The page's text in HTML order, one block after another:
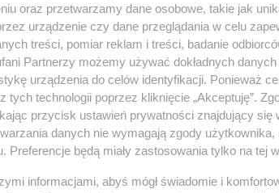
kuponu
poprzez eleganckie zapakowanie lub
uwagę.
voucherów na masaż
co daje dużo swobody.
oraz przetwarzamy dane osobowe, takie jak
urządzenie czy dane przeglądania w celu
treści, pomiar reklam i treści, badanie
Partnerzy możemy używać dokładnych
urządzenia do celów identyfikacji. Ponieważ
tych technologii poprzez kliknięcie „Akceptuję”.
przycisk ustawień prywatności znajdujący się
danych nie wymagają zgody
Preferencje będą miały zastosowania tylko na tej
informacjami, abyś mógł świadomie i